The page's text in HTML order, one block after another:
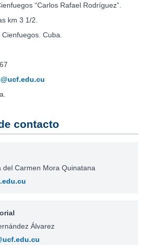
“Carlos Rafael Rodríguez”.
km 3 1/2.
Cuba.
contacto
del Carmen Mora Quinatana
Álvarez